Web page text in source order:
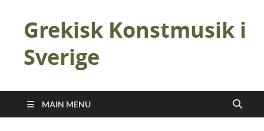
Grekisk Konstmusik i
Sverige
MAIN MENU